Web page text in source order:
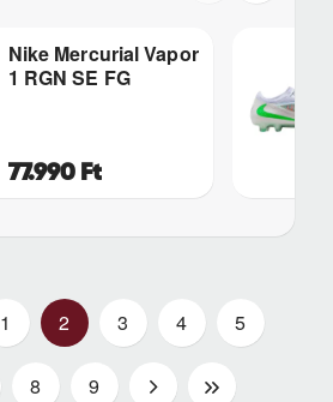
Nike Mercurial Vapor
1 RGN SE FG
77.990 Ft
1 2 3 4 5
8 9 >
>|